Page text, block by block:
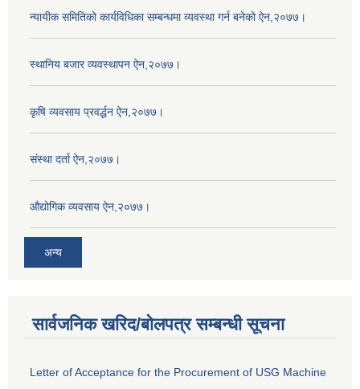
न्यायीक समितिको कार्यविधिका सम्बन्धमा व्यवस्था गर्न बनेको ऐन,२०७७।
स्थानिय बजार व्यवस्थापन ऐन,२०७७।
कृषि व्यवसाय प्रवर्द्धन ऐन,२०७७।
संस्था दर्ता ऐन,२०७७।
औद्योगिक व्यवसाय ऐन,२०७७।
अन्य
सार्वजनिक खरिद/बोलपत्र सम्बन्धी सूचना
Letter of Acceptance for the Procurement of USG Machine